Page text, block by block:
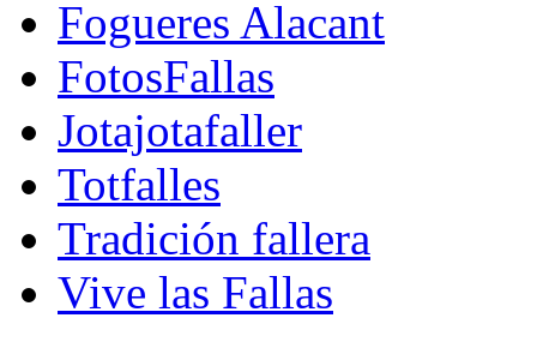
Fogueres Alacant
FotosFallas
Jotajotafaller
Totfalles
Tradición fallera
Vive las Fallas